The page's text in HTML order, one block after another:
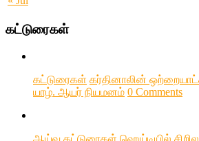
கட்டுரைகள்
கட்டுரைகள் கர்தினாலின்
யாழ். ஆயர் நியமனம் 0 Comments
ஆய்வு கட்டுரைகள் ஹெய்டியில்